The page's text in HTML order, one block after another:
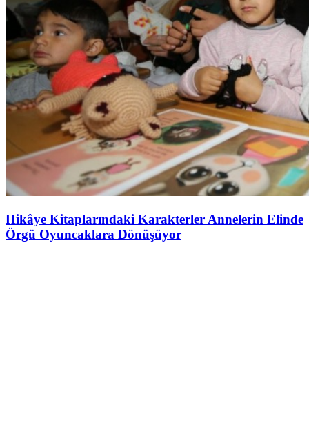
Hikâye Kitaplarındaki Karakterler Annelerin Elinde
Örgü Oyuncaklara Dönüşüyor